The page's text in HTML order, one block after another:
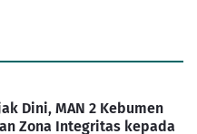
Dini, MAN 2 Kebumen
Zona Integritas kepada